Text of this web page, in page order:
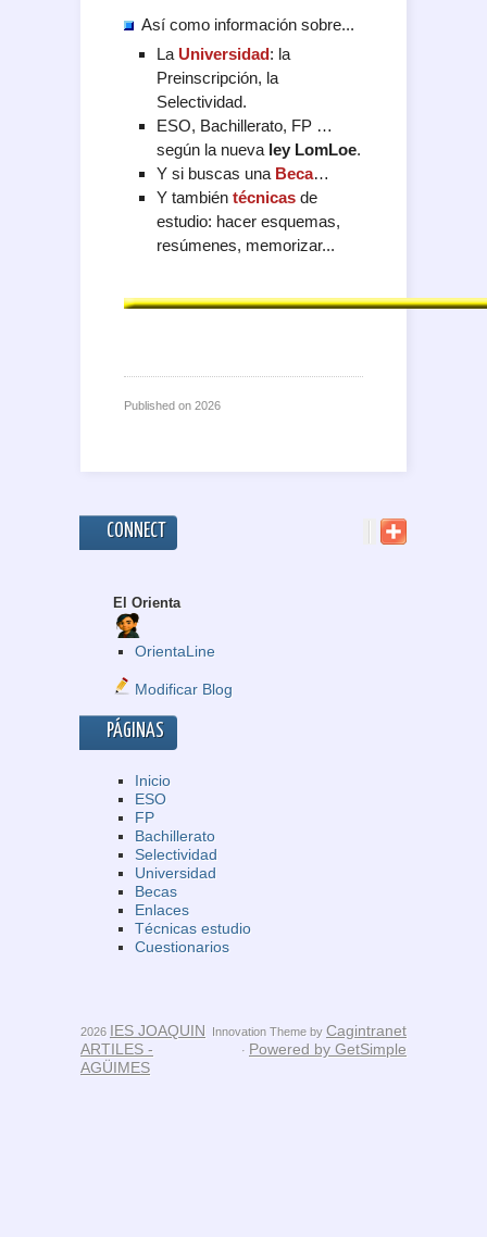
Así como información sobre...
La Universidad: la
Preinscripción, la
Selectividad.
ESO, Bachillerato, FP …
según la nueva ley LomLoe.
Y si buscas una Beca…
Y también técnicas de
estudio: hacer esquemas,
resúmenes, memorizar...
Published on 2026
CONNECT
El Orienta
OrientaLine
Modificar Blog
PÁGINAS
Inicio
ESO
FP
Bachillerato
Selectividad
Universidad
Becas
Enlaces
Técnicas estudio
Cuestionarios
2026 IES JOAQUIN
ARTILES -
AGÜIMES
Innovation Theme by Cagintranet
· Powered by GetSimple